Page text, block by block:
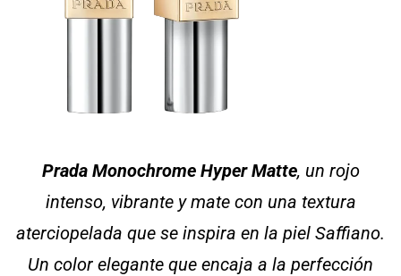
Prada Monochrome Hyper Matte, un rojo
intenso, vibrante y mate con una textura
aterciopelada que se inspira en la piel Saffiano.
Un color elegante que encaja a la perfección